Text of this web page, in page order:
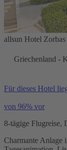
allsun Hotel
Griechenland -
Für dieses Hotel
von 96% vor
8-tägige Flugreise,
Charmante Anlage